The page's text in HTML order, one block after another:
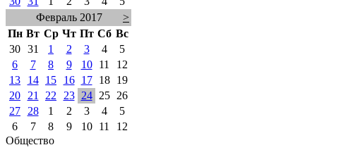
Февраль 2017
>
Пн Вт Ср Чт Пт Сб Вс
30 31 1 2 3 4
5
6
7 8 9 10 11
12
13
14 15 16 17 18
19
20
21 22 23 24 25
26
27
28 1 2 3 4
5
6
7 8 9 10 11
12
Общество